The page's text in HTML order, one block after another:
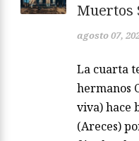
Muertos
agosto 07,
La cuarta
hermanos
viva) hace
(Areces)